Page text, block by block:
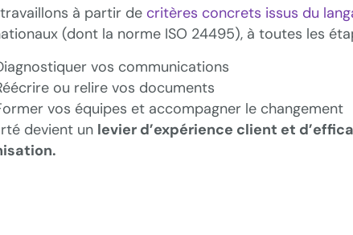
à partir de critères concrets issus du
(dont la norme ISO 24495), à toutes les
vos communications
ou relire vos documents
vos équipes et accompagner le changement
devient un levier d’expérience client et